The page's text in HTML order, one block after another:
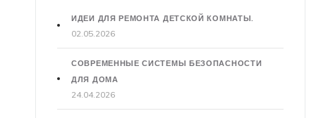
ИДЕИ ДЛЯ РЕМОНТА ДЕТСКОЙ КОМНАТЫ.
02.05.2026
СОВРЕМЕННЫЕ СИСТЕМЫ БЕЗОПАСНОСТИ
ДЛЯ ДОМА
24.04.2026